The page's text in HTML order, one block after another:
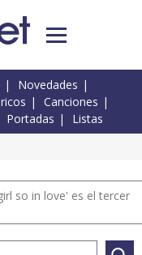
Novedades
Canciones
Portadas Listas
so in love' es el tercer